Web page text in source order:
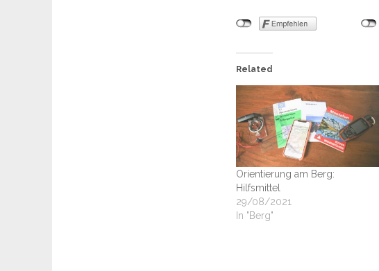
Related
Orientierung am Berg:
Hilfsmittel
29/08/2021
In "Berg"